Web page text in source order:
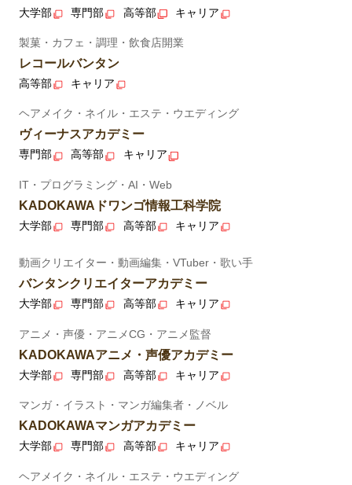
大学部 専門部 高等部 キャリア
製菓・カフェ・調理・飲食店開業
レコールバンタン
高等部 キャリア
ヘアメイク・ネイル・エステ・ウエディング
ヴィーナスアカデミー
専門部 高等部 キャリア
IT・プログラミング・AI・Web
KADOKAWAドワンゴ情報工科学院
大学部 専門部 高等部 キャリア
動画クリエイター・動画編集・VTuber・歌い手
バンタンクリエイターアカデミー
大学部 専門部 高等部 キャリア
アニメ・声優・アニメCG・アニメ監督
KADOKAWAアニメ・声優アカデミー
大学部 専門部 高等部 キャリア
マンガ・イラスト・マンガ編集者・ノベル
KADOKAWAマンガアカデミー
大学部 専門部 高等部 キャリア
ヘアメイク・ネイル・エステ・ウエディング